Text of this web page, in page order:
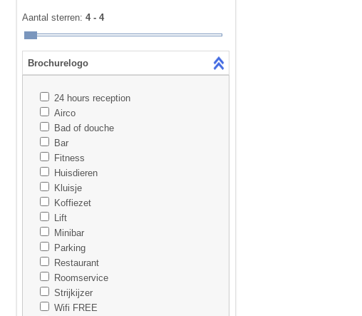
Aantal sterren:4 - 4
Brochurelogo
24 hours reception
Airco
Bad of douche
Bar
Fitness
Huisdieren
Kluisje
Koffiezet
Lift
Minibar
Parking
Restaurant
Roomservice
Strijkijzer
Wifi FREE